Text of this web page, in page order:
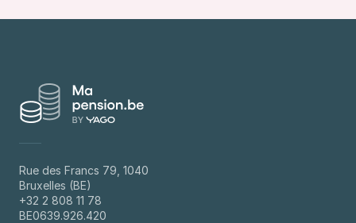
Rue des Francs 79, 1040
Bruxelles (BE)
+32 2 808 11 78
BE0639.926.420